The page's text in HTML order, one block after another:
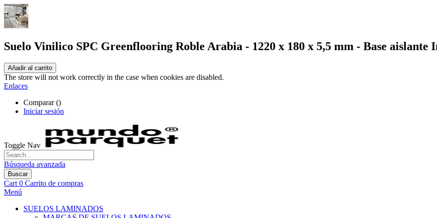
Suelo Vinilico SPC Greenflooring Roble Arabia - 1220 x 180 x 5,5 mm - Base aislante
Añadir al carrito
The store will not work correctly in the case when cookies are disabled.
Enlaces
Comparar ()
Iniciar sesión
Toggle Nav
Búsqueda avanzada
Buscar
Cart 0 Carrito de compras
Menú
SUELOS LAMINADOS